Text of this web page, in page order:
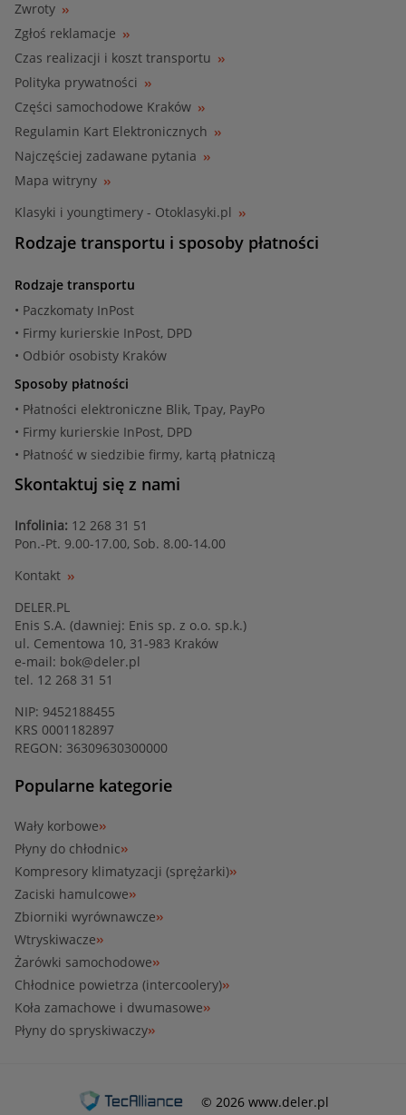
Zwroty
Zgłoś reklamacje
Czas realizacji i koszt transportu
Polityka prywatności
Części samochodowe Kraków
Regulamin Kart Elektronicznych
Najczęściej zadawane pytania
Mapa witryny
Klasyki i youngtimery - Otoklasyki.pl
Rodzaje transportu i sposoby płatności
Rodzaje transportu
• Paczkomaty InPost
• Firmy kurierskie InPost, DPD
• Odbiór osobisty Kraków
Sposoby płatności
• Płatności elektroniczne Blik, Tpay, PayPo
• Firmy kurierskie InPost, DPD
• Płatność w siedzibie firmy, kartą płatniczą
Skontaktuj się z nami
Infolinia: 12 268 31 51
Pon.-Pt. 9.00-17.00, Sob. 8.00-14.00
Kontakt
DELER.PL
Enis S.A. (dawniej: Enis sp. z o.o. sp.k.)
ul. Cementowa 10, 31-983 Kraków
e-mail: bok@deler.pl
tel. 12 268 31 51
NIP: 9452188455
KRS 0001182897
REGON: 36309630300000
Popularne kategorie
Wały korbowe
Płyny do chłodnic
Kompresory klimatyzacji (sprężarki)
Zaciski hamulcowe
Zbiorniki wyrównawcze
Wtryskiwacze
Żarówki samochodowe
Chłodnice powietrza (intercoolery)
Koła zamachowe i dwumasowe
Płyny do spryskiwaczy
© 2026 www.deler.pl